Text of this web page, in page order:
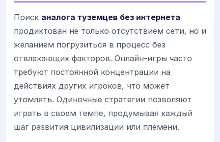
Поиск аналога туземцев без интернета
продиктован не только отсутствием сети, но и
желанием погрузиться в процесс без
отвлекающих факторов. Онлайн-игры часто
требуют постоянной концентрации на
действиях других игроков, что может
утомлять. Одиночные стратегии позволяют
играть в своем темпе, продумывая каждый
шаг развития цивилизации или племени.